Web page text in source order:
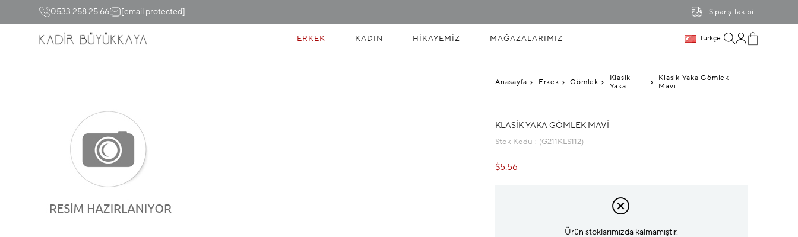
0533 258 25 66 [email protected] Sipariş Takibi
ERKEK KADIN HIKAYEMIZ MAĞAZALARIMIZ Türkçe
Anasayfa Erkek Gömlek
Klasik
Yaka
Klasik Yaka Gömlek
Mavi
KLASIK YAKA GÖMLEK MAVI
Stok Kodu (G211KLS112)
$5.56
Ürün stoklarımızda kalmamıştır.